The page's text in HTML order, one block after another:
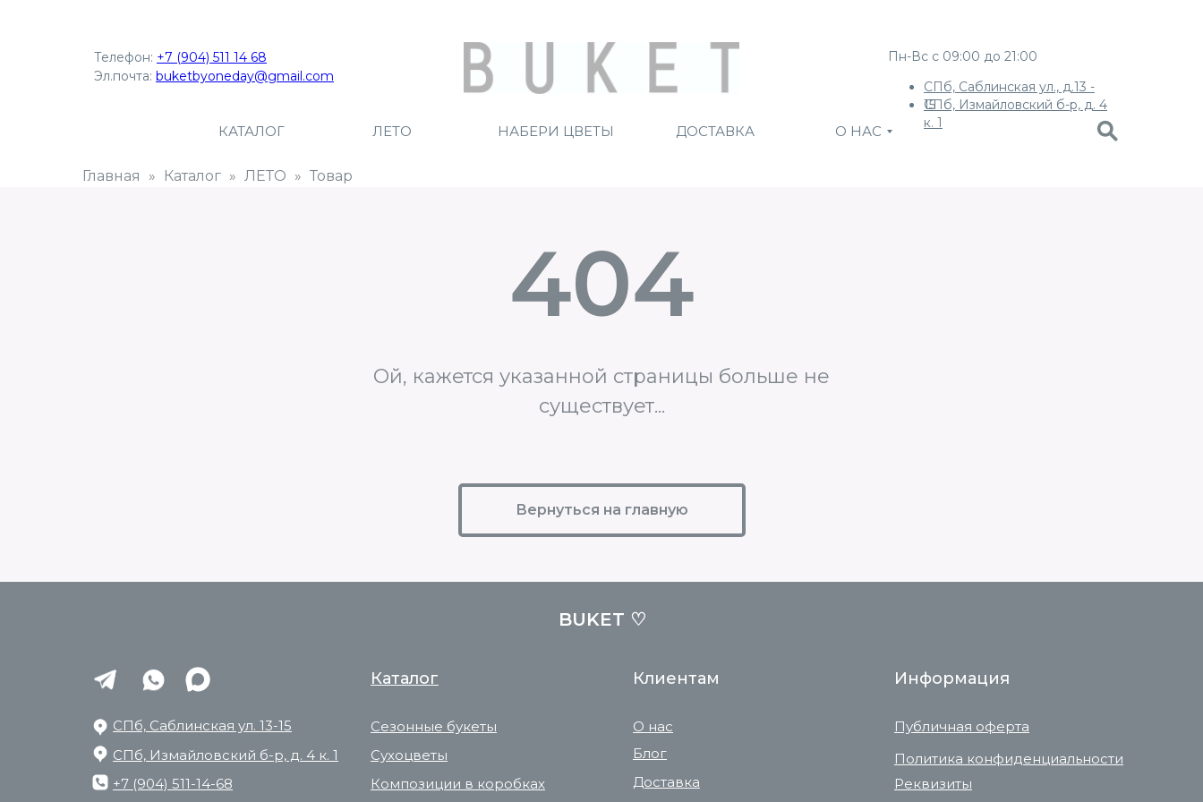
СПб, Измайловский б-р, д. 4
к. 1
СПб, Саблинская ул., д.13 -
15
Пн-Вс с 09:00 до 21:00
ДОСТАВКА
КАТАЛОГ НАБЕРИ ЦВЕТЫ
ЛЕТО О НАС
Телефон: +7 (904) 511 14 68
Эл.почта: buketbyoneday@gmail.com
Главная Каталог ЛЕТО Товар
404
Ой, кажется указанной страницы больше не
существует...
Вернуться на главную
BUKET ♡
Каталог
Сезонные букеты
Информация
О нас
+7 (904) 511-14-68
Доставка
Публичная оферта
Реквизиты
Политика конфиденциальности
Сухоцветы
Композиции в коробках
Блог
СПб, Измайловский б-р, д. 4 к. 1
СПб, Саблинская ул. 13-15
Клиентам